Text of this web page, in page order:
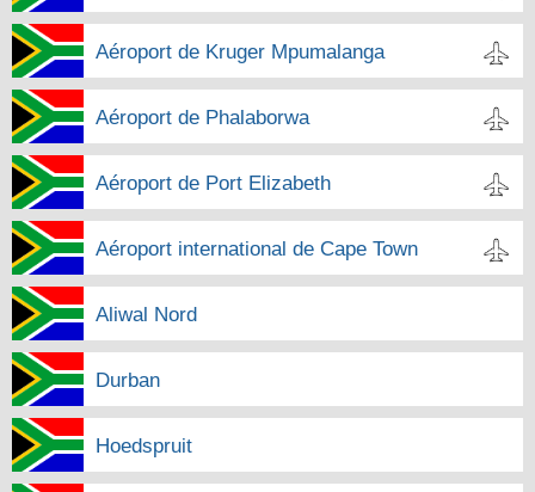
Aéroport de Kruger Mpumalanga
Aéroport de Phalaborwa
Aéroport de Port Elizabeth
Aéroport international de Cape Town
Aliwal Nord
Durban
Hoedspruit